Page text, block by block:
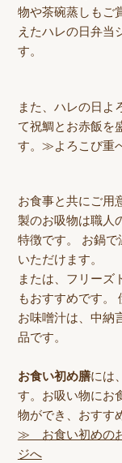
物や茶碗蒸しもご
えたハレの日弁当
す。
また、ハレの日よ
て祝鯛とお赤飯を
す。 ≫よろこび重
お食事と共にご用
製のお吸物は職人
特徴です。 お鍋で
いただけます。
または、フリーズ
もおすすめです。
お味噌汁は、中納
品です。
お食い初め膳には
す。お吸い物にお
物ができ、おすす
≫ お食い初めのお
ジへ